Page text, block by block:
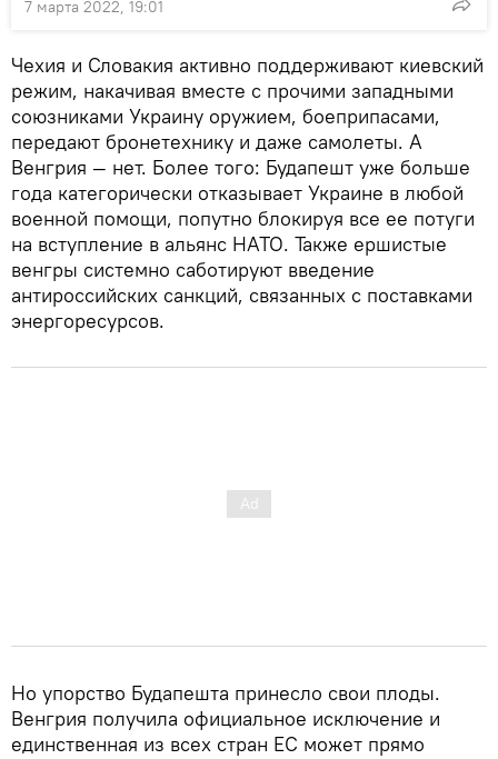
7 марта 2022, 19:01
Чехия и Словакия активно поддерживают киевский
режим, накачивая вместе с прочими западными
союзниками Украину оружием, боеприпасами,
передают бронетехнику и даже самолеты. А
Венгрия — нет. Более того: Будапешт уже больше
года категорически отказывает Украине в любой
военной помощи, попутно блокируя все ее потуги
на вступление в альянс НАТО. Также ершистые
венгры системно саботируют введение
антироссийских санкций, связанных с поставками
энергоресурсов.
Но упорство Будапешта принесло свои плоды.
Венгрия получила официальное исключение и
единственная из всех стран ЕС может прямо